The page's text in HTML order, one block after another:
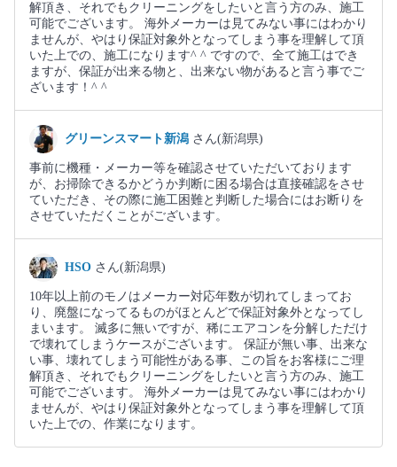
解頂き、それでもクリーニングをしたいと言う方のみ、施工
可能でございます。 海外メーカーは見てみない事にはわかり
ませんが、やはり保証対象外となってしまう事を理解して頂
いた上での、施工になります^ ^ ですので、全て施工はでき
ますが、保証が出来る物と、出来ない物があると言う事でご
ざいます！^ ^
グリーンスマート新潟 さん(新潟県)
事前に機種・メーカー等を確認させていただいております
が、お掃除できるかどうか判断に困る場合は直接確認をさせ
ていただき、その際に施工困難と判断した場合にはお断りを
させていただくことがございます。
HSO さん(新潟県)
10年以上前のモノはメーカー対応年数が切れてしまってお
り、廃盤になってるものがほとんどで保証対象外となってし
まいます。 滅多に無いですが、稀にエアコンを分解しただけ
で壊れてしまうケースがございます。 保証が無い事、出来な
い事、壊れてしまう可能性がある事、この旨をお客様にご理
解頂き、それでもクリーニングをしたいと言う方のみ、施工
可能でございます。 海外メーカーは見てみない事にはわかり
ませんが、やはり保証対象外となってしまう事を理解して頂
いた上での、作業になります。